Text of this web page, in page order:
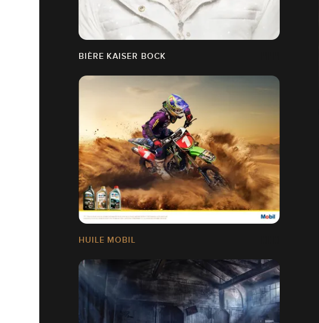
BIÈRE KAISER BOCK
HUILE MOBIL